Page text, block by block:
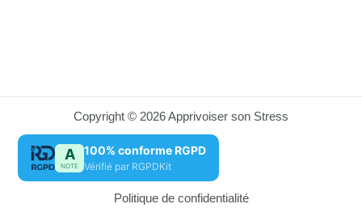
Copyright © 2026 Apprivoiser son Stress
A
NOTE
100% conforme RGPD
Vérifié par RGPDKit
Politique de confidentialité